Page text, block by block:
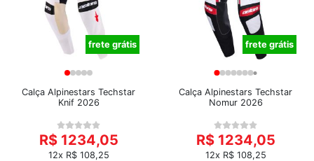
frete grátis
Calça Alpinestars Techstar
Knif 2026
R$ 1234,05
12x R$ 108,25
frete grátis
Calça Alpinestars Techstar
Nomur 2026
R$ 1234,05
12x R$ 108,25